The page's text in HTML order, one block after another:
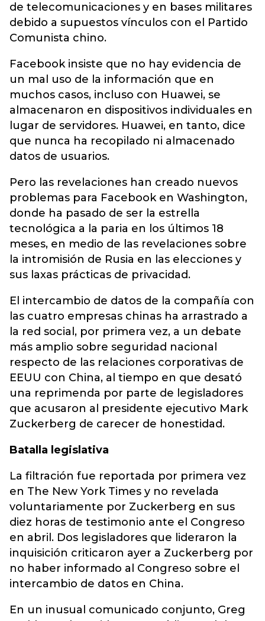
de telecomunicaciones y en bases militares
debido a supuestos vínculos con el Partido
Comunista chino.
Facebook insiste que no hay evidencia de
un mal uso de la información que en
muchos casos, incluso con Huawei, se
almacenaron en dispositivos individuales en
lugar de servidores. Huawei, en tanto, dice
que nunca ha recopilado ni almacenado
datos de usuarios.
Pero las revelaciones han creado nuevos
problemas para Facebook en Washington,
donde ha pasado de ser la estrella
tecnológica a la paria en los últimos 18
meses, en medio de las revelaciones sobre
la intromisión de Rusia en las elecciones y
sus laxas prácticas de privacidad.
El intercambio de datos de la compañía con
las cuatro empresas chinas ha arrastrado a
la red social, por primera vez, a un debate
más amplio sobre seguridad nacional
respecto de las relaciones corporativas de
EEUU con China, al tiempo en que desató
una reprimenda por parte de legisladores
que acusaron al presidente ejecutivo Mark
Zuckerberg de carecer de honestidad.
Batalla legislativa
La filtración fue reportada por primera vez
en The New York Times y no revelada
voluntariamente por Zuckerberg en sus
diez horas de testimonio ante el Congreso
en abril. Dos legisladores que lideraron la
inquisición criticaron ayer a Zuckerberg por
no haber informado al Congreso sobre el
intercambio de datos en China.
En un inusual comunicado conjunto, Greg